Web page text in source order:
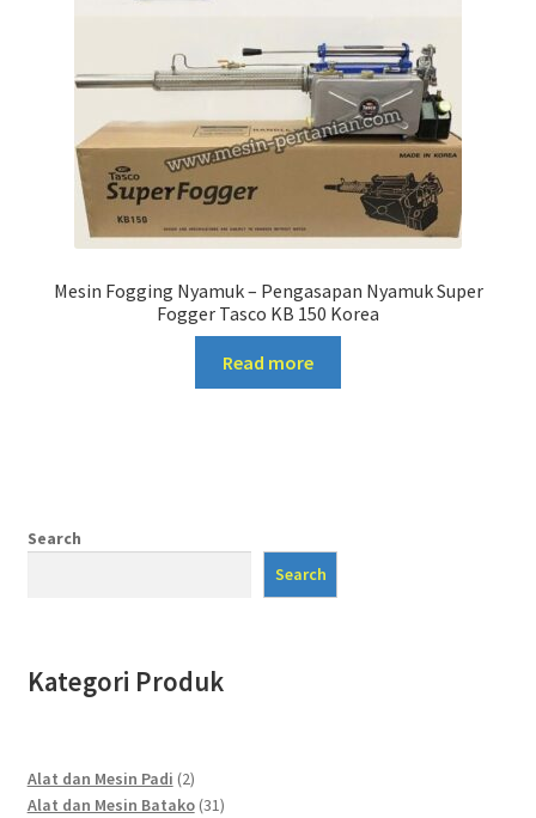
Mesin Fogging Nyamuk – Pengasapan Nyamuk Super
Fogger Tasco KB 150 Korea
Read more
Search
Search
Kategori Produk
Alat dan Mesin Padi 22
products
Alat dan Mesin Batako 3131